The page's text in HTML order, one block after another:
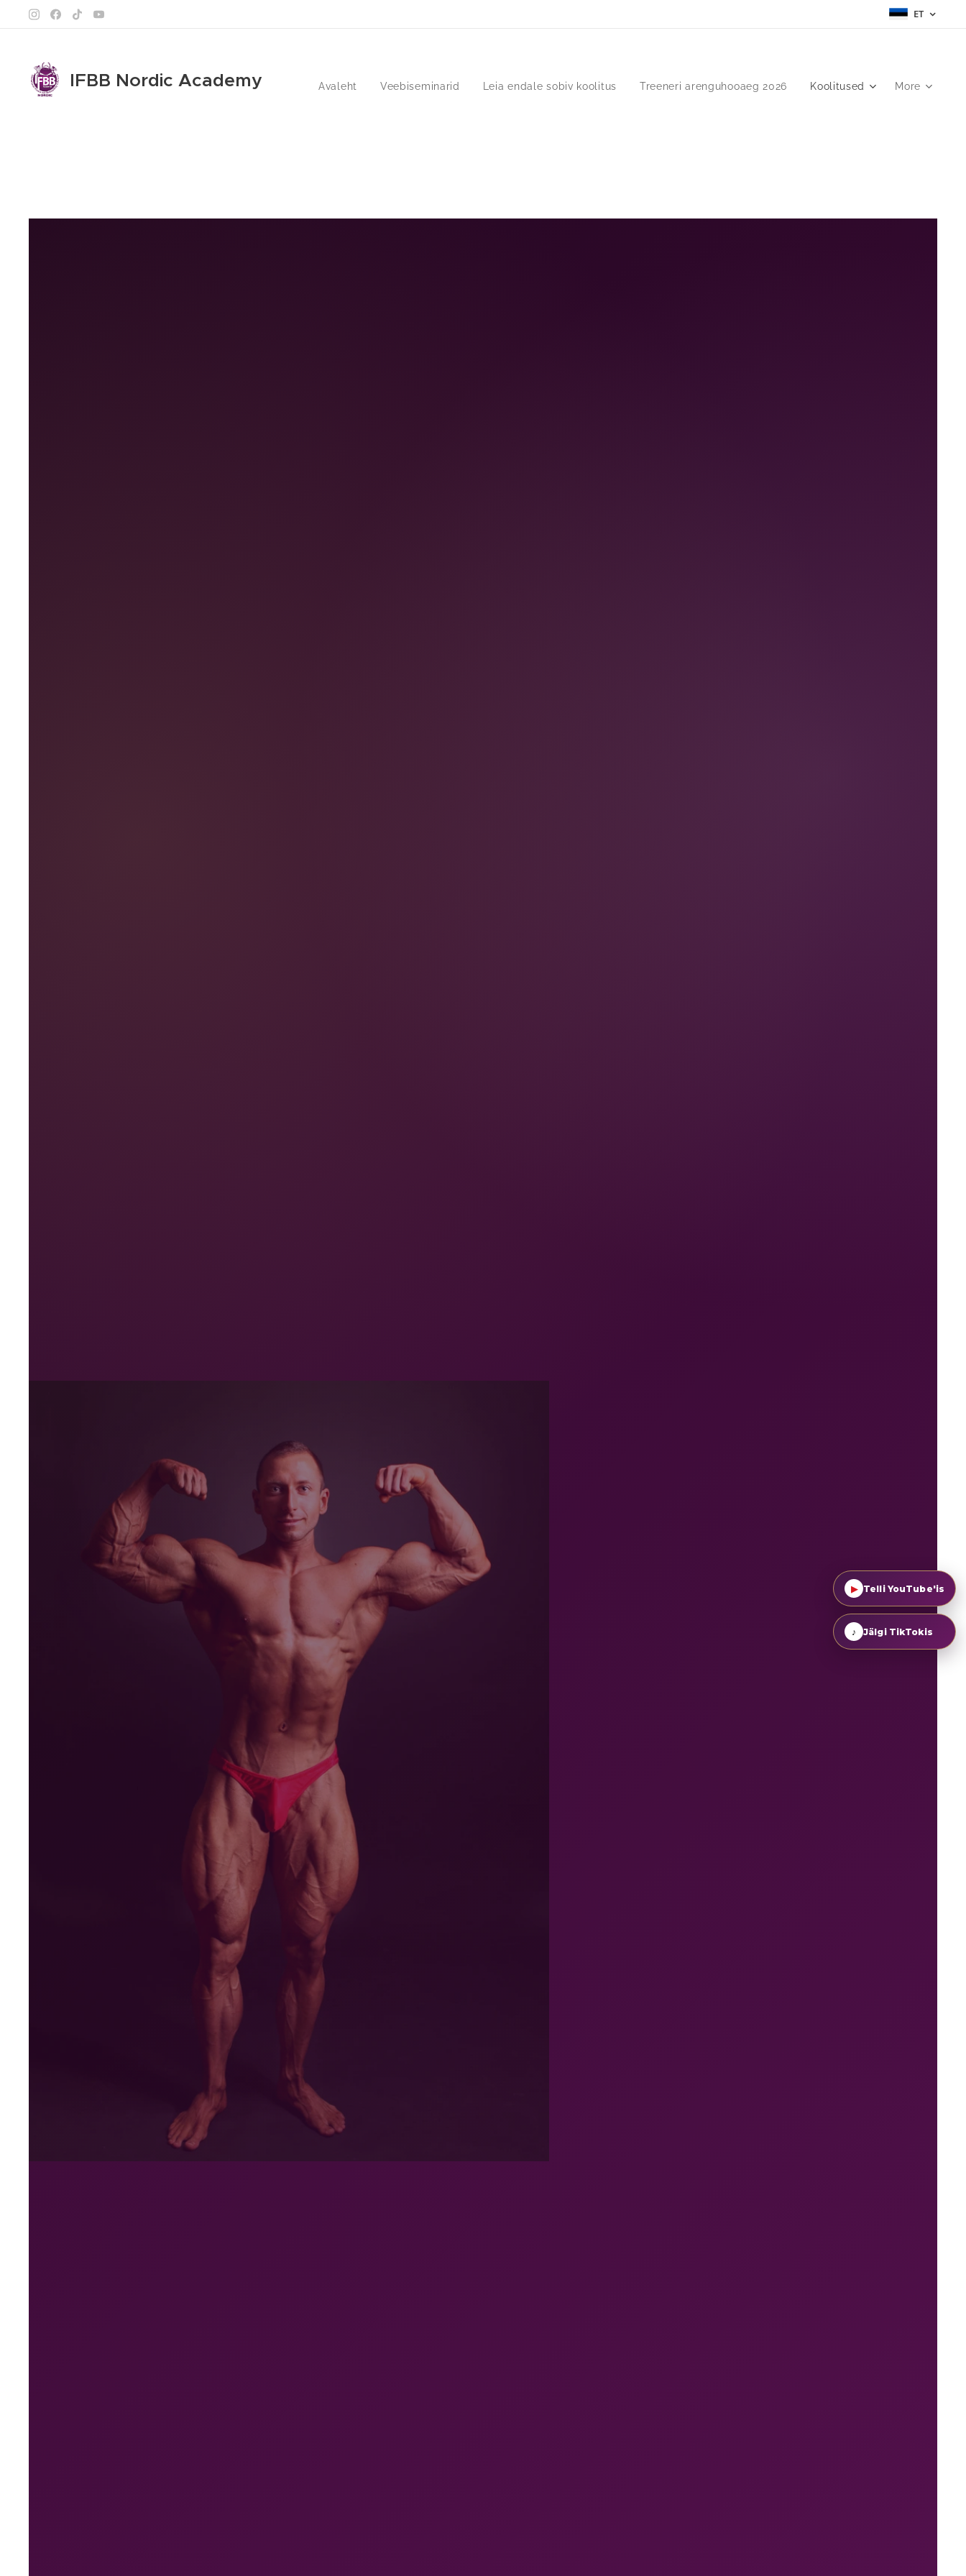
ET
IFBB Nordic Academy Avaleht Veebiseminarid Leia endale sobiv koolitus Treeneri arenguhooaeg 2026 Koolitused More
platvormile
Runway eelmaterjal on kaasas
Live 23.–25. okt. veebis
▶ Telli YouTube'is
♪ Jälgi TikTokis